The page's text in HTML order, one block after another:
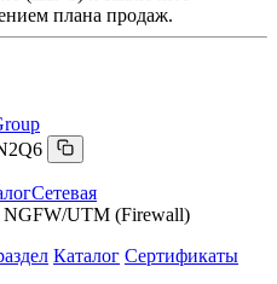
плана продаж.
Сетевая
UTM (Firewall)
Каталог Сертификаты